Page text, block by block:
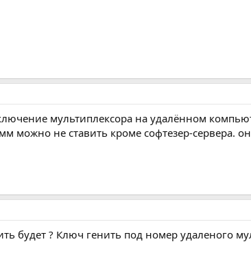
мультиплексора на удалённом
можно не ставить кроме софтезер-сервера.
будет ? Ключ генить под номер удаленого